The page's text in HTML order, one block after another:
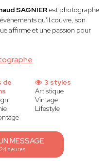
SAGNIER est photographe
qu'il couvre, son
affirmé et une passion pour
de
3 styles
Artistique
Vintage
Lifestyle
MESSAGE
heures